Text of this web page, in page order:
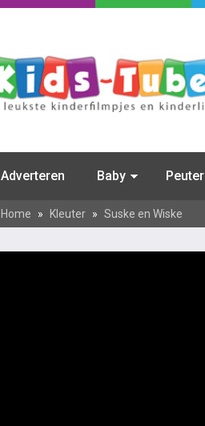
Adverteren Baby Peuter
Home » Kleuter » Suske en Wiske